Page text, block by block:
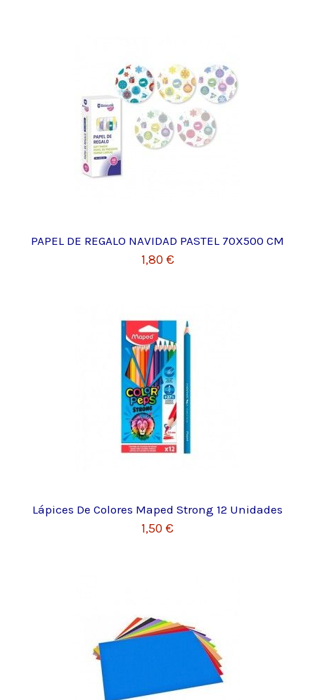
PAPEL DE REGALO NAVIDAD PASTEL 70X500 CM
1,80 €
Lápices De Colores Maped Strong 12 Unidades
1,50 €